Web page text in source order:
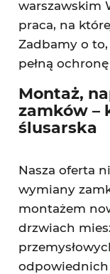
warszawskim
praca, na
Zadbamy o
pełną
Montaż,
zamków –
ślusarska
Nasza oferta
wymiany
montażem
drzwiach
odpowiednich